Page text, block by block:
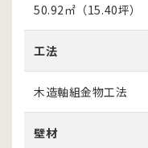
50.92㎡（15.40坪）
工法
木造軸組金物工法
壁材